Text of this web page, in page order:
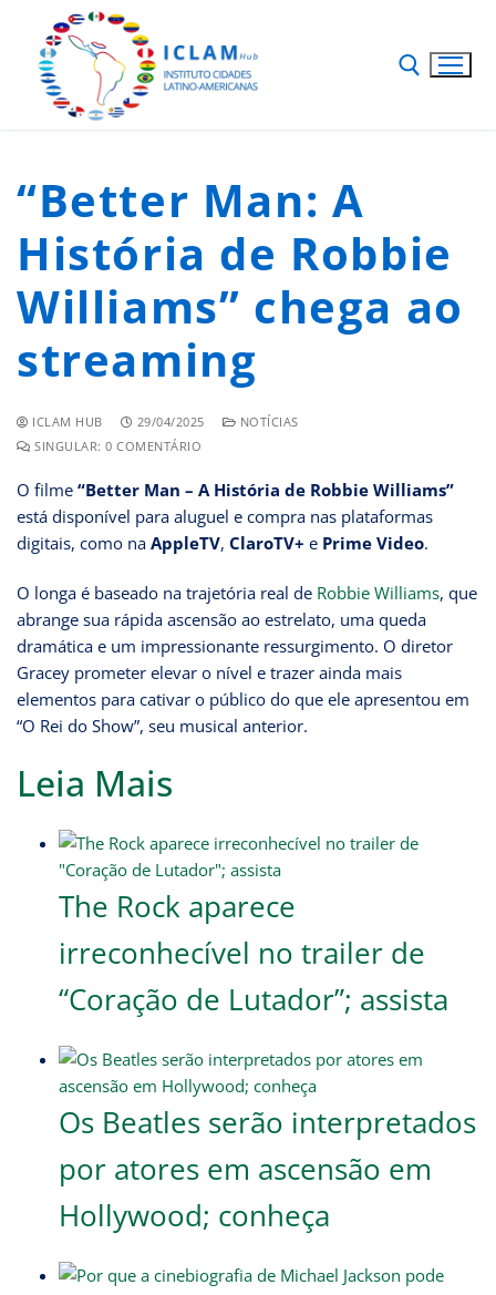
“Better Man: A
História de Robbie
Williams” chega ao
streaming
ICLAM HUB 29/04/2025
NOTÍCIAS
SINGULAR: 0 COMENTÁRIO
O filme “Better Man – A História de Robbie Williams”
está disponível para aluguel e compra nas plataformas
digitais, como na AppleTV, ClaroTV+ e Prime Video.
O longa é baseado na trajetória real de Robbie Williams, que
abrange sua rápida ascensão ao estrelato, uma queda
dramática e um impressionante ressurgimento. O diretor
Gracey prometer elevar o nível e trazer ainda mais
elementos para cativar o público do que ele apresentou em
“O Rei do Show”, seu musical anterior.
Leia Mais
The Rock aparece
irreconhecível no trailer de
“Coração de Lutador”; assista
Os Beatles serão interpretados
por atores em ascensão em
Hollywood; conheça